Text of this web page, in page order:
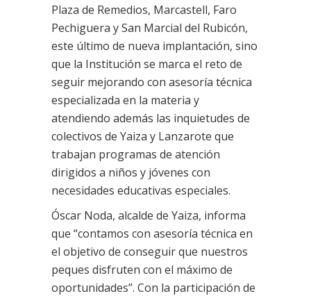
Plaza de Remedios, Marcastell, Faro
Pechiguera y San Marcial del Rubicón,
este último de nueva implantación, sino
que la Institución se marca el reto de
seguir mejorando con asesoría técnica
especializada en la materia y
atendiendo además las inquietudes de
colectivos de Yaiza y Lanzarote que
trabajan programas de atención
dirigidos a niños y jóvenes con
necesidades educativas especiales.
Óscar Noda, alcalde de Yaiza, informa
que “contamos con asesoría técnica en
el objetivo de conseguir que nuestros
peques disfruten con el máximo de
oportunidades”. Con la participación de